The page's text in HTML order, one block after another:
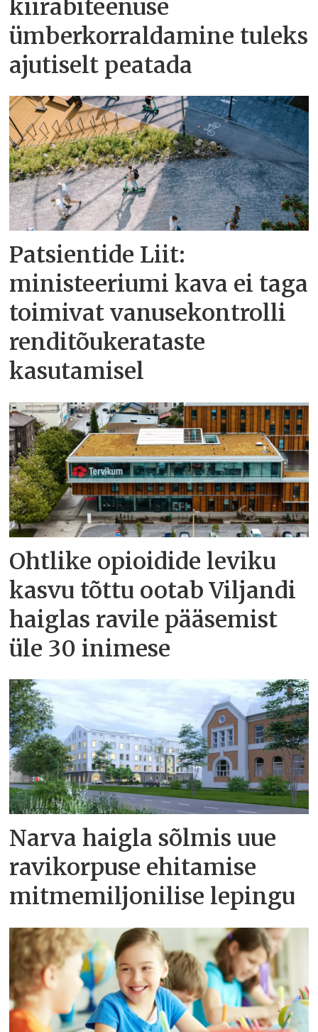
kiirabiteenuse
ümberkorraldamine tuleks
ajutiselt peatada
Patsientide Liit:
ministeeriumi kava ei taga
toimivat vanusekontrolli
renditõukerataste
kasutamisel
Ohtlike opioidide leviku
kasvu tõttu ootab Viljandi
haiglas ravile pääsemist
üle 30 inimese
Narva haigla sõlmis uue
ravikorpuse ehitamise
mitmemiljonilise lepingu